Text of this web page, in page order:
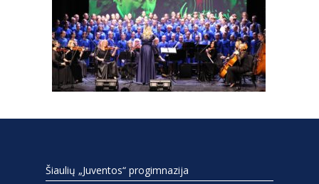
Šiaulių „Juventos“ progimnazija